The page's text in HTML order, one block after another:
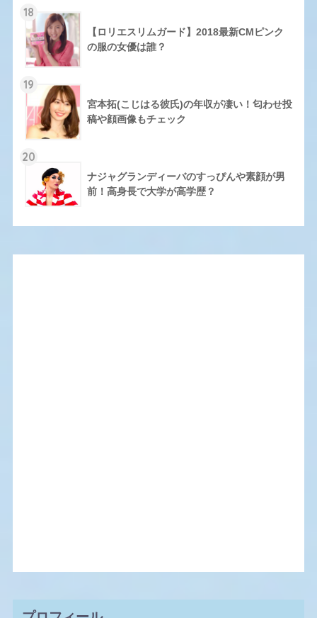
18
【ロリエスリムガード】2018最新CMピンク
の服の女優は誰？
19
宮本拓(こじはる彼氏)の年収が凄い！匂わせ投
稿や顔画像もチェック
20
ナジャグランディーバのすっぴんや素顔が男
前！高身長で大学が高学歴？